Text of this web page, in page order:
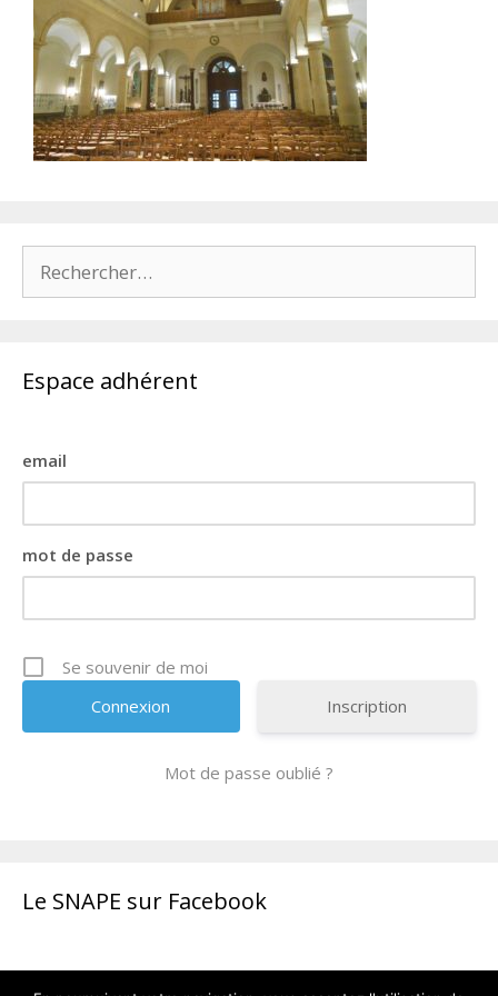
Espace adhérent
email
mot de passe
Se souvenir de moi
Inscription
Mot de passe oublié ?
Le SNAPE sur Facebook